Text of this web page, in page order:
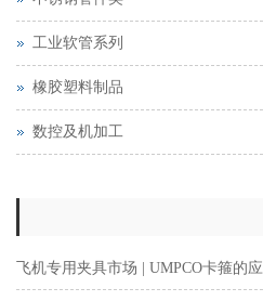
工业软管系列
橡胶塑料制品
数控及机加工
飞机专用夹具市场 | UMPCO卡箍的